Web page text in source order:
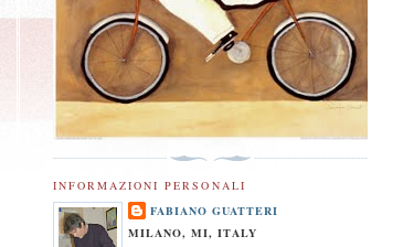
INFORMAZIONI PERSONALI
FABIANO GUATTERI
MILANO, MI, ITALY